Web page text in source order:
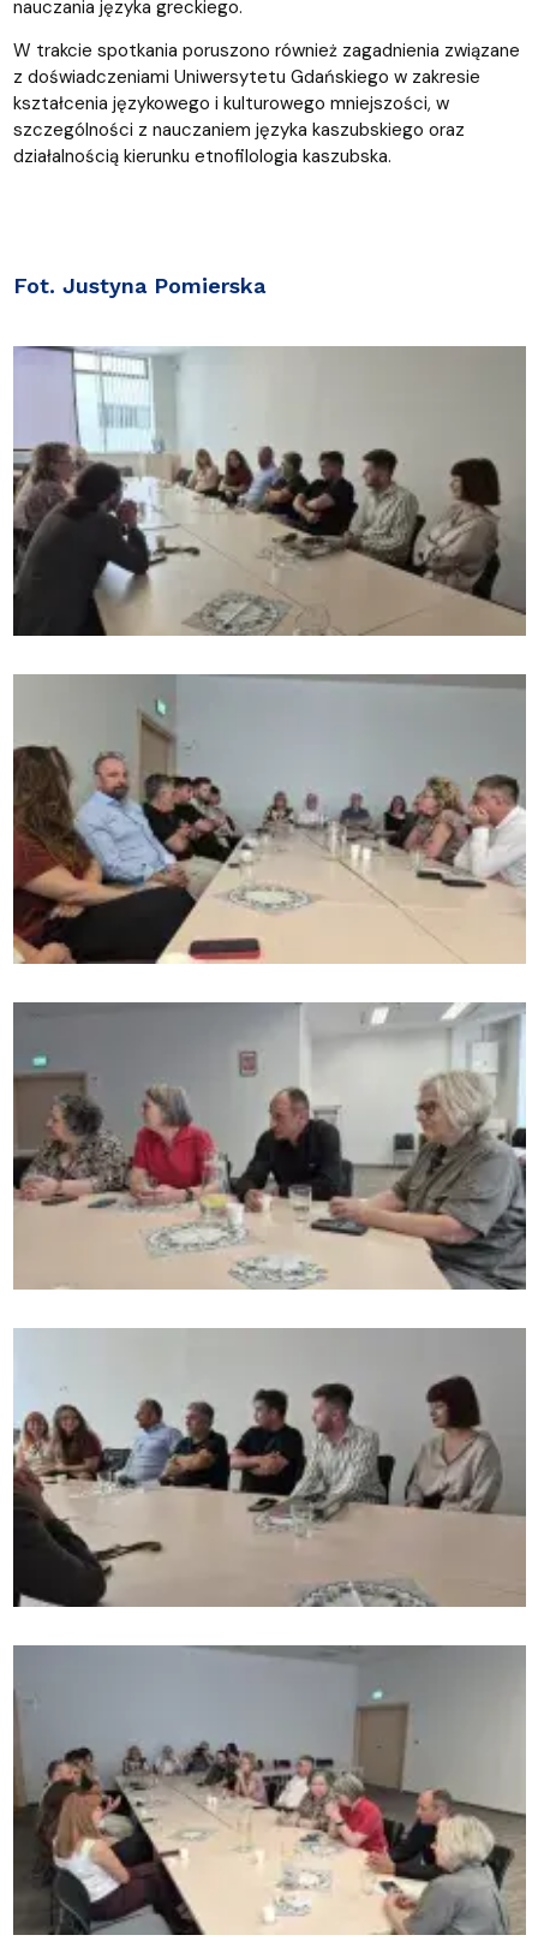
nauczania języka greckiego.
W trakcie spotkania poruszono również zagadnienia związane
z doświadczeniami Uniwersytetu Gdańskiego w zakresie
kształcenia językowego i kulturowego mniejszości, w
szczególności z nauczaniem języka kaszubskiego oraz
działalnością kierunku etnofilologia kaszubska.
Fot. Justyna Pomierska